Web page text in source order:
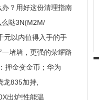
？用好这份清理指南
哒3N(M2M/
元以内值得入手的手
堵墙，更强的荣耀路
押金变金币；华为
龙835加持,
出炉!性能温